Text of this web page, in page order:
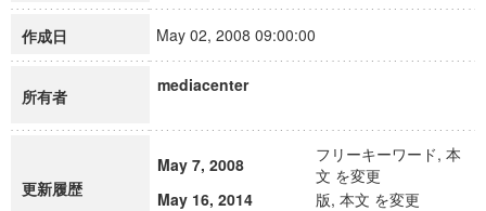
作成日 May 02, 2008 09:00:00
所有者
mediacenter
更新履歴
May 7, 2008
フリーキーワード, 本
文 を変更
May 16, 2014
版, 本文 を変更